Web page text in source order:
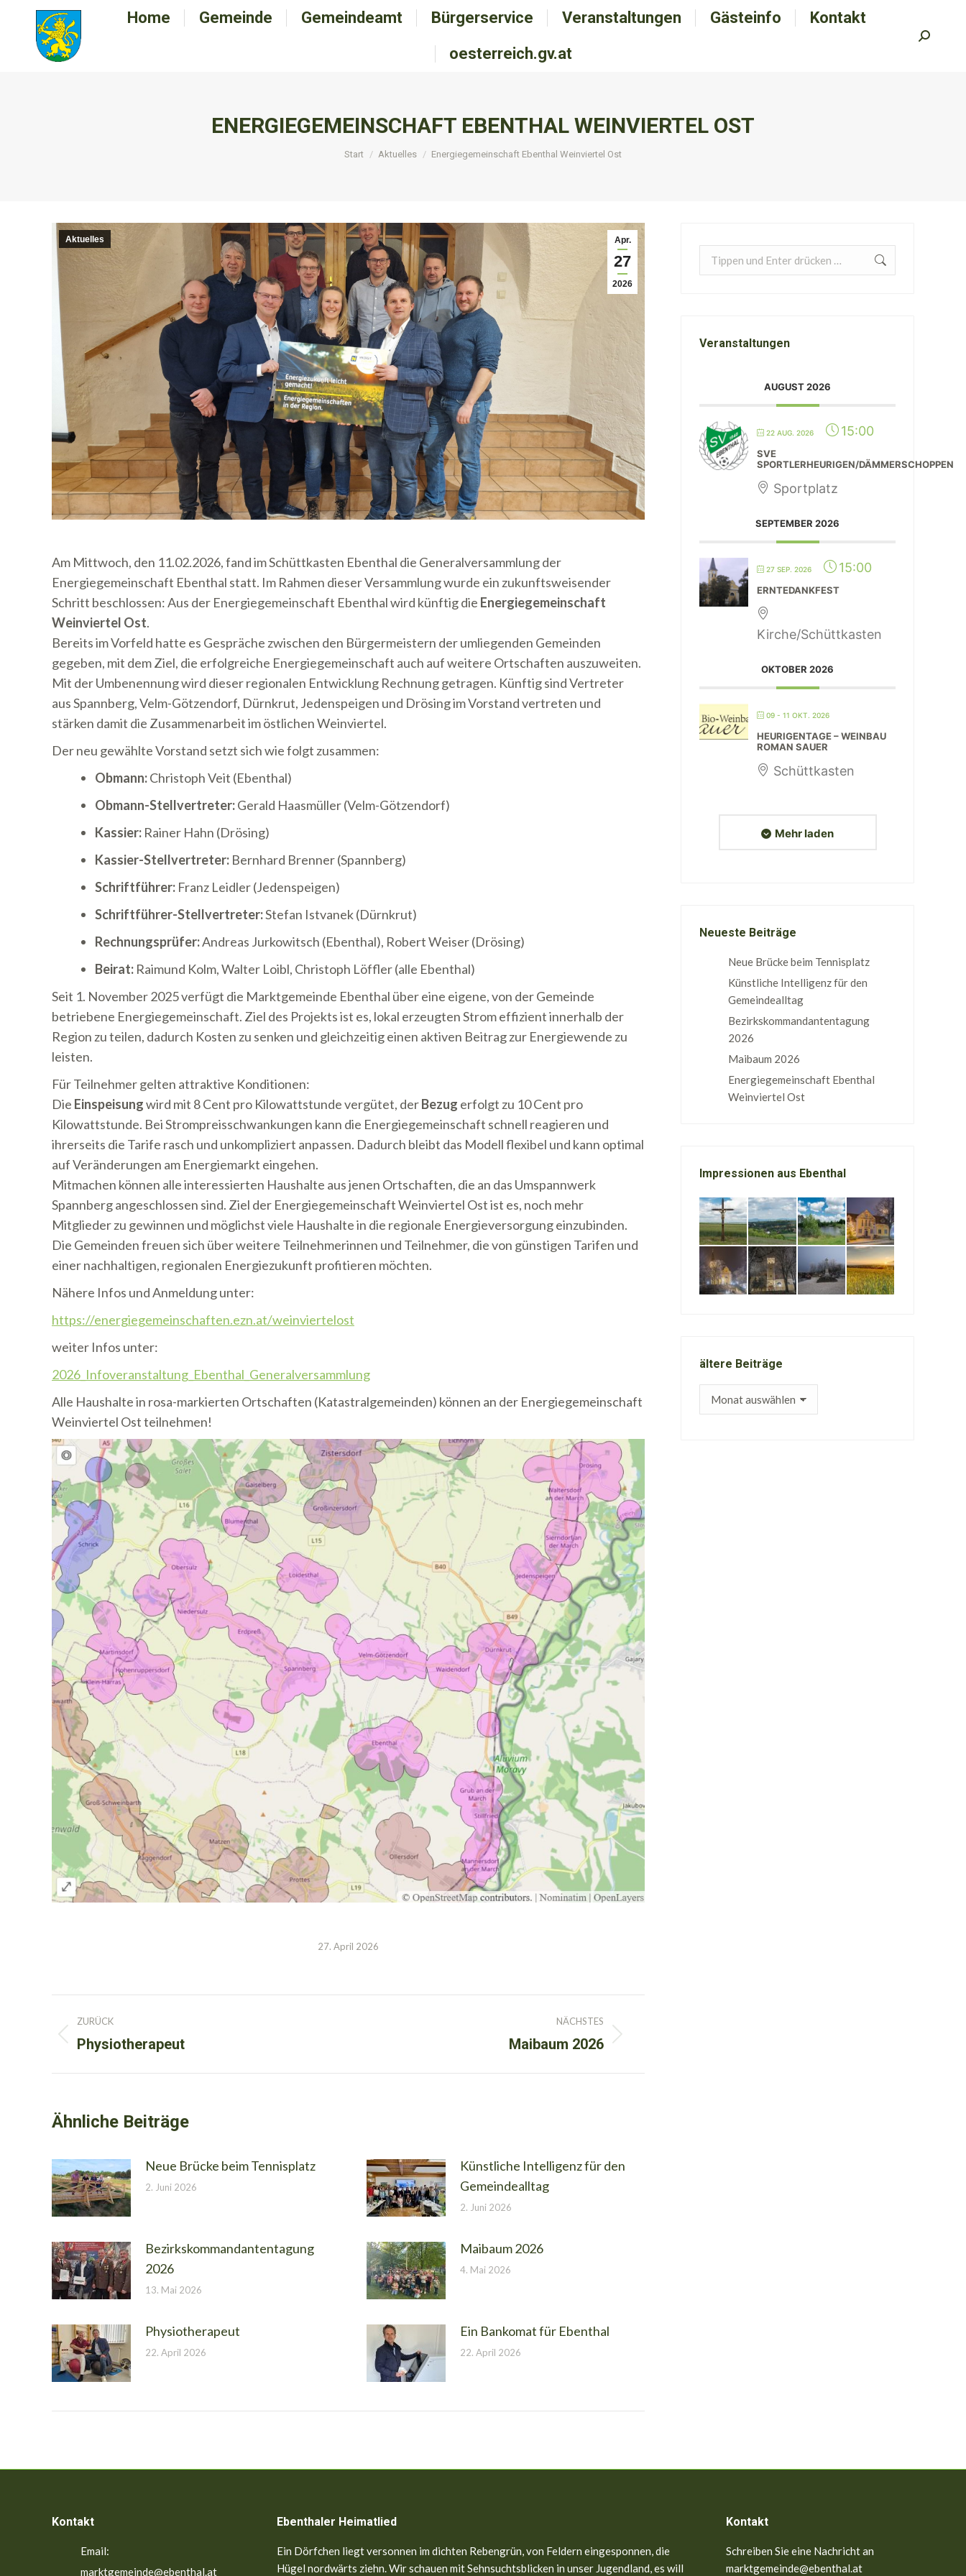
Home Gemeinde Gemeindeamt Bürgerservice Veranstaltungen Gästeinfo
Kontakt
oesterreich.gv.at
Search:
ENERGIEGEMEINSCHAFT EBENTHAL WEINVIERTEL OST
Sie befinden sich hier:
Start Aktuelles Energiegemeinschaft Ebenthal Weinviertel Ost
Apr.
27
2026
Aktuelles
Am Mittwoch, den 11.02.2026, fand imSchüttkasten Ebenthal die Generalversammlung der
Energiegemeinschaft Ebenthal statt. Im Rahmen dieser Versammlung wurde ein zukunftsweisender
Schritt beschlossen: Aus der Energiegemeinschaft Ebenthal wird künftig die Energiegemeinschaft
Weinviertel Ost.
Bereits im Vorfeld hatte es Gespräche zwischen den Bürgermeistern der umliegenden Gemeinden
gegeben, mit dem Ziel, die erfolgreiche Energiegemeinschaft auch auf weitere Ortschaften auszuweiten.
Mit der Umbenennung wird dieser regionalen Entwicklung Rechnung getragen. Künftig sind Vertreter
ausSpannberg,Velm-Götzendorf, Dürnkrut, Jedenspeigen und Drösingim Vorstand vertreten und
stärken damit die Zusammenarbeit im östlichen Weinviertel.
Der neu gewählte Vorstand setzt sich wie folgt zusammen:
Obmann:Christoph Veit (Ebenthal)
Obmann-Stellvertreter:Gerald Haasmüller (Velm-Götzendorf)
Kassier: Rainer Hahn (Drösing)
Kassier-Stellvertreter: Bernhard Brenner (Spannberg)
Schriftführer: Franz Leidler (Jedenspeigen)
Schriftführer-Stellvertreter:Stefan Istvanek (Dürnkrut)
Rechnungsprüfer:Andreas Jurkowitsch (Ebenthal), Robert Weiser (Drösing)
Beirat: Raimund Kolm, Walter Loibl, Christoph Löffler (alle Ebenthal)
Seit 1. November 2025 verfügt die Marktgemeinde Ebenthal über eine eigene, von der Gemeinde
betriebene Energiegemeinschaft. Ziel des Projekts ist es, lokal erzeugten Strom effizient innerhalb der
Region zu teilen, dadurch Kosten zu senken und gleichzeitig einen aktiven Beitrag zur Energiewende zu
leisten.
Für Teilnehmer gelten attraktive Konditionen:
Die Einspeisungwird mit 8 Cent pro Kilowattstunde vergütet, derBezug erfolgt zu 10 Cent pro
Kilowattstunde. Bei Strompreisschwankungen kann die Energiegemeinschaft schnell reagieren und
ihrerseits die Tarife rasch und unkompliziert anpassen. Dadurch bleibt das Modell flexibel und kann optimal
auf Veränderungen am Energiemarkt eingehen.
Mitmachen können alle interessierten Haushalte aus jenen Ortschaften, die an das Umspannwerk
Spannberg angeschlossen sind. Ziel der Energiegemeinschaft Weinviertel Ost ist es, noch mehr
Mitglieder zu gewinnen und möglichst viele Haushalte in die regionale Energieversorgung einzubinden.
Die Gemeinden freuen sich über weitere Teilnehmerinnen und Teilnehmer, die von günstigen Tarifen und
einer nachhaltigen, regionalen Energiezukunft profitieren möchten.
Nähere Infos und Anmeldung unter:
https://energiegemeinschaften.ezn.at/weinviertelost
weiter Infos unter:
2026_Infoveranstaltung_Ebenthal_Generalversammlung
Alle Haushalte in rosa-markierten Ortschaften (Katastralgemeinden) können an der Energiegemeinschaft
Weinviertel Ost teilnehmen!
27. April 2026
Kommentarnavigation
ZURÜCK
Vorheriger
Physiotherapeut
NÄCHSTES
Maibaum 2026
Ähnliche Beiträge
Neue Brücke beim Tennisplatz
2. Juni 2026
Künstliche Intelligenz für den
Gemeindealltag
2. Juni 2026
Bezirkskommandantentagung
2026
13. Mai 2026
Maibaum 2026
4. Mai 2026
Physiotherapeut
22. April 2026
Ein Bankomat für Ebenthal
22. April 2026
Search:
Veranstaltungen
AUGUST 2026
22 AUG. 2026 15:00
SVE
SPORTLERHEURIGEN/DÄMMERSCHOPPEN
Sportplatz
SEPTEMBER 2026
27 SEP. 2026 15:00
ERNTEDANKFEST
Kirche/Schüttkasten
OKTOBER 2026
09 - 11 OKT. 2026
HEURIGENTAGE – WEINBAU
ROMAN SAUER
Schüttkasten
Mehr laden
Neueste Beiträge
Neue Brücke beim Tennisplatz
Künstliche Intelligenz für den
Gemeindealltag
Bezirkskommandantentagung
2026
Maibaum 2026
Energiegemeinschaft Ebenthal
Weinviertel Ost
Impressionen aus Ebenthal
ältere Beiträge
Kontakt
Email:
marktgemeinde@ebenthal.at
Ebenthaler Heimatlied
Ein Dörfchen liegt versonnen im dichten Rebengrün, von Feldern eingesponnen, die
Hügel nordwärts ziehn. Wir schauen mit Sehnsuchtsblicken in unser Jugendland, es will
Kontakt
Schreiben Sie eine Nachricht an
marktgemeinde@ebenthal.at
Home Gemeinde Gemeindeamt Bürgerservice Veranstaltungen Gästeinfo
Kontakt
oesterreich.gv.at
Search: